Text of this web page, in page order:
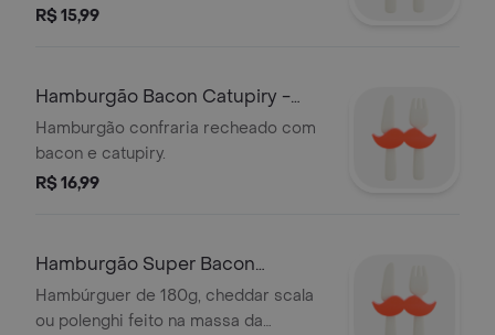
azeite e orégano.
R$ 15,99
Hamburgão Bacon Catupiry -
180g
Hamburgão confraria recheado com
bacon e catupiry.
R$ 16,99
Hamburgão Super Bacon
Cheddar
Hambúrguer de 180g, cheddar scala
ou polenghi feito na massa da